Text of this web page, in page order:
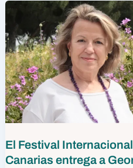
El Festival
Canarias entrega a